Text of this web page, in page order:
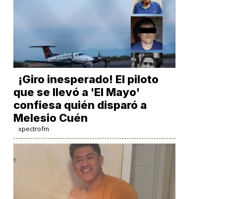
¡Giro inesperado! El piloto
que se llevó a 'El Mayo'
confiesa quién disparó a
Melesio Cuén
xpectrofm